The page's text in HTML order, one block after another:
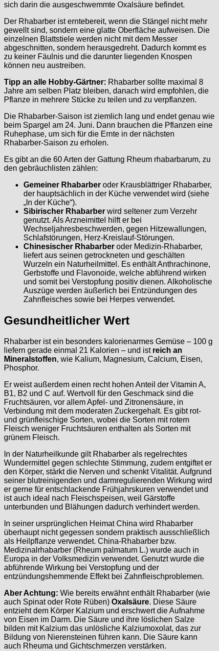
sich darin die ausgeschwemmte Oxalsäure befindet.
Der Rhabarber ist erntebereit, wenn die Stängel nicht mehr
gewellt sind, sondern eine glatte Oberfläche aufweisen. Die
einzelnen Blattstiele werden nicht mit dem Messer
abgeschnitten, sondern herausgedreht. Dadurch kommt es
zu keiner Fäulnis und die darunter liegenden Knospen
können neu austreiben.
Tipp an alle Hobby-Gärtner: Rhabarber sollte maximal 8
Jahre am selben Platz bleiben, danach wird empfohlen, die
Pflanze in mehrere Stücke zu teilen und zu verpflanzen.
Die Rhabarber-Saison ist ziemlich lang und endet genau wie
beim Spargel am 24. Juni. Dann brauchen die Pflanzen eine
Ruhephase, um sich für die Ernte in der nächsten
Rhabarber-Saison zu erholen.
Es gibt an die 60 Arten der Gattung Rheum rhabarbarum, zu
den gebräuchlisten zählen:
Gemeiner Rhabarber oder Krausblättriger Rhabarber,
der hauptsächlich in der Küche verwendet wird (siehe
„In der Küche“).
Sibirischer Rhabarber wird seltener zum Verzehr
genutzt. Als Arzneimittel hilft er bei
Wechseljahresbeschwerden, gegen Hitzewallungen,
Schlafstörungen, Herz-Kreislauf-Störungen.
Chinesischer Rhabarber oder Medizin-Rhabarber,
liefert aus seinen getrockneten und geschälten
Wurzeln ein Naturheilmittel. Es enthält Anthrachinone,
Gerbstoffe und Flavonoide, welche abführend wirken
und somit bei Verstopfung positiv dienen. Alkoholische
Auszüge werden äußerlich bei Entzündungen des
Zahnfleisches sowie bei Herpes verwendet.
Gesundheitlicher Wert
Rhabarber ist ein besonders kalorienarmes Gemüse – 100 g
liefern gerade einmal 21 Kalorien – und ist reich an
Mineralstoffen, wie Kalium, Magnesium, Calcium, Eisen,
Phosphor.
Er weist außerdem einen recht hohen Anteil der Vitamin A,
B1, B2 und C auf. Wertvoll für den Geschmack sind die
Fruchtsäuren, vor allem Apfel- und Zitronensäure, in
Verbindung mit dem moderaten Zuckergehalt. Es gibt rot-
und grünfleischige Sorten, wobei die Sorten mit rotem
Fleisch weniger Fruchtsäuren enthalten als Sorten mit
grünem Fleisch.
In der Naturheilkunde gilt Rhabarber als regelrechtes
Wundermittel gegen schlechte Stimmung, zudem entgiftet er
den Körper, stärkt die Nerven und schenkt Vitalität. Aufgrund
seiner blutreinigenden und darmregulierenden Wirkung wird
er gerne für entschlackende Frühjahrskuren verwendet und
ist auch ideal nach Fleischspeisen, weil Gärstoffe
unterbunden und Blähungen dadurch verhindert werden.
In seiner ursprünglichen Heimat China wird Rhabarber
überhaupt nicht gegessen sondern praktisch ausschließlich
als Heilpflanze verwendet. China-Rhabarber bzw.
Medizinalrhabarber (Rheum palmatum L.) wurde auch in
Europa in der Volksmedizin verwendet. Genutzt wurde die
abführende Wirkung bei Verstopfung und der
entzündungshemmende Effekt bei Zahnfleischproblemen.
Aber Achtung: Wie bereits erwähnt enthält Rhabarber (wie
auch Spinat oder Rote Rüben) Oxalsäure. Diese Säure
entzieht dem Körper Kalzium und erschwert die Aufnahme
von Eisen im Darm. Die Säure und ihre löslichen Salze
bilden mit Kalzium das unlösliche Kalziumoxolat, das zur
Bildung von Nierensteinen führen kann. Die Säure kann
auch Rheuma und Gichtschmerzen verstärken.